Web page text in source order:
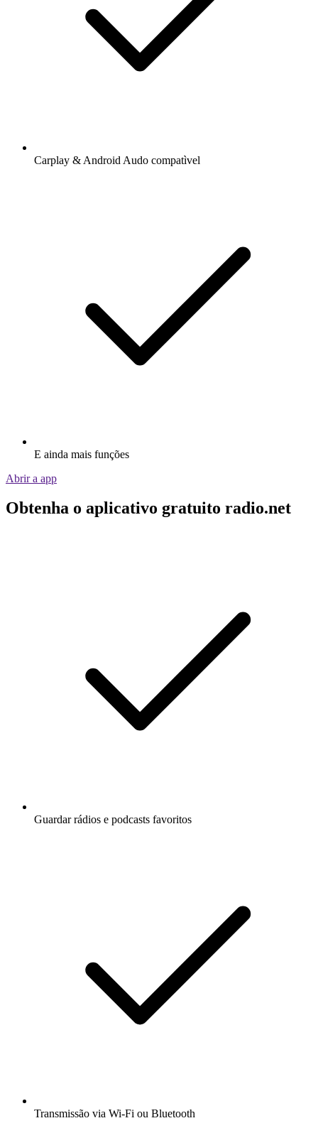
Carplay & Android Audo compatìvel
E ainda mais funções
Abrir a app
Obtenha o aplicativo gratuito radio.net
Guardar rádios e podcasts favoritos
Transmissão via Wi-Fi ou Bluetooth